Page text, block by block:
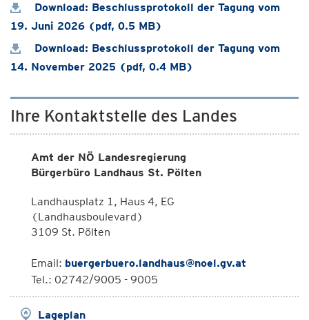
Download: Beschlussprotokoll der Tagung vom
19. Juni 2026 (pdf, 0.5 MB)
Download: Beschlussprotokoll der Tagung vom
14. November 2025 (pdf, 0.4 MB)
Ihre Kontaktstelle des Landes
Amt der NÖ Landesregierung
Bürgerbüro Landhaus St. Pölten
Landhausplatz 1, Haus 4, EG
(Landhausboulevard)
3109 St. Pölten
Email: buergerbuero.landhaus@noel.gv.at
Tel.: 02742/9005 - 9005
Lageplan